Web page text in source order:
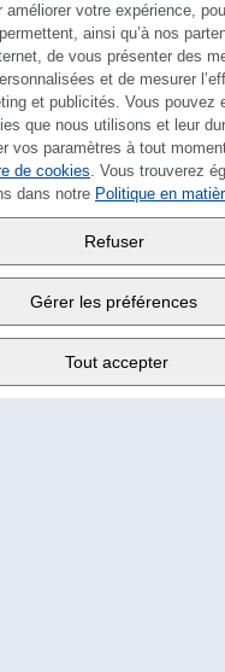
DEUTSCH
10, 3176 Neuenegg
améliorer votre expérience,
ainsi qu’à nos
de vous présenter des
et de mesurer
et publicités. Vous pouvez
que nous utilisons et leur
vos paramètres à tout
de cookies. Vous trouverez
dans notre Politique en
Refuser
Gérer les préférences
Tout accepter